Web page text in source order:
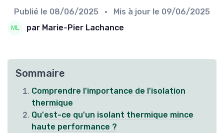
Publié le 08/06/2025 • Mis à jour le 09/06/2025
par Marie-Pier Lachance
Sommaire
Comprendre l'importance de l'isolation
thermique
Qu'est-ce qu'un isolant thermique mince
haute performance ?